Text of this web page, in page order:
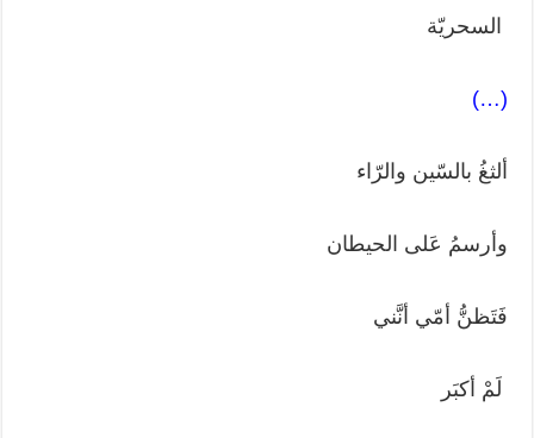
السحريّة
(…)
ألثغُ بالسّين والرّاء
وأرسمُ عَلى الحيطان
فَتَظنُّ أمّي أنَّني
لَمْ أكبَر